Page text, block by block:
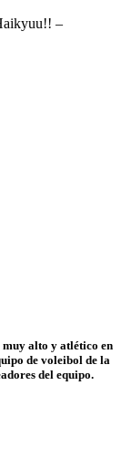
–
muy alto y atlético en
de voleibol de la
del equipo.